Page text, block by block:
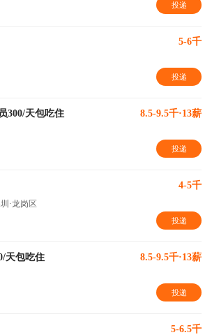
投递
5-6千
投递
300/天包吃住 8.5-9.5千·13薪
投递
4-5千
·龙岗区
投递
天包吃住 8.5-9.5千·13薪
投递
5-6.5千